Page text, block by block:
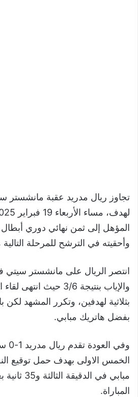
تجاوز ريال مدريد عقبة مانشستر
المؤهل إلى ثمن نهائي دوري أبطال
وأحقيته في الترشح للمرحلة
انتصر الريال على مانشستر
والإياب بنتيجة 3/6 حيث
بثلاثية لهدفين، وتكرر المشهد لكن
بفضل هاتريك مبابي.
الخمس الاولى بهدف حمل توقيع
مبابي في
المباراة.